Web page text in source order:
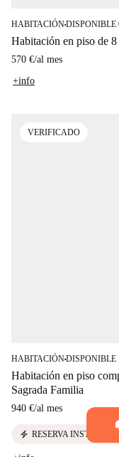
HABITACIÓN■DISPONIBLE
Habitación en piso de
570 €/al mes
+info
VERIFICADO
HABITACIÓN■DISPONIBLE
Habitación en piso
Sagrada Familia
940 €/al mes
electric_bolt RESERVA